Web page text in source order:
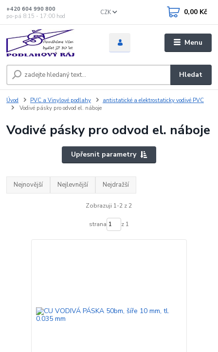
Menu
CZK
Hledat
+420 604 990 800
po-pá 8:15 - 17:00 hod
0,00 Kč
Úvod PVC a Vinylové podlahy
antistatické a elektrostaticky vodivé PVC
Vodivé pásky pro odvod el. náboje
Vodivé pásky pro odvod el. náboje
Upřesnit parametry
Nejnovější Nejlevnější Nejdražší
Zobrazuji 1-2 z 2
strana z 1